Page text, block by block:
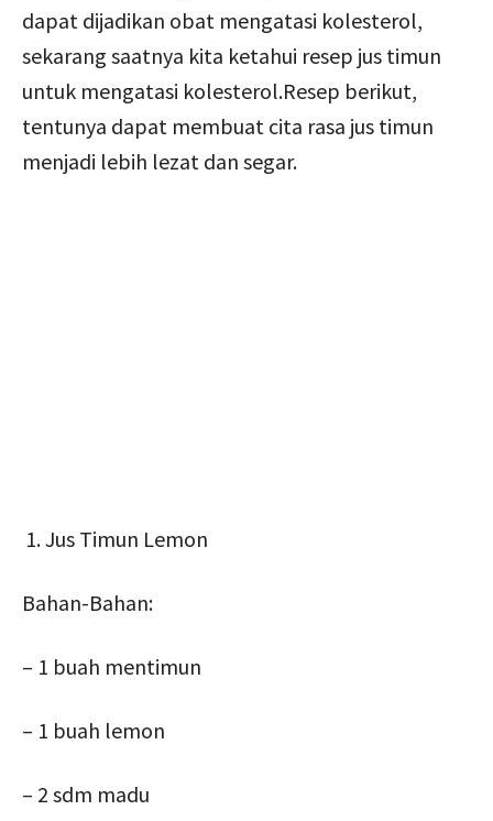
dapat dijadikan obat mengatasi kolesterol,
sekarang saatnya kita ketahui resep jus timun
untuk mengatasi kolesterol.Resep berikut,
tentunya dapat membuat cita rasa jus timun
menjadi lebih lezat dan segar.
Jus Timun Lemon
Bahan-Bahan:
– 1 buah mentimun
– 1 buah lemon
– 2 sdm madu